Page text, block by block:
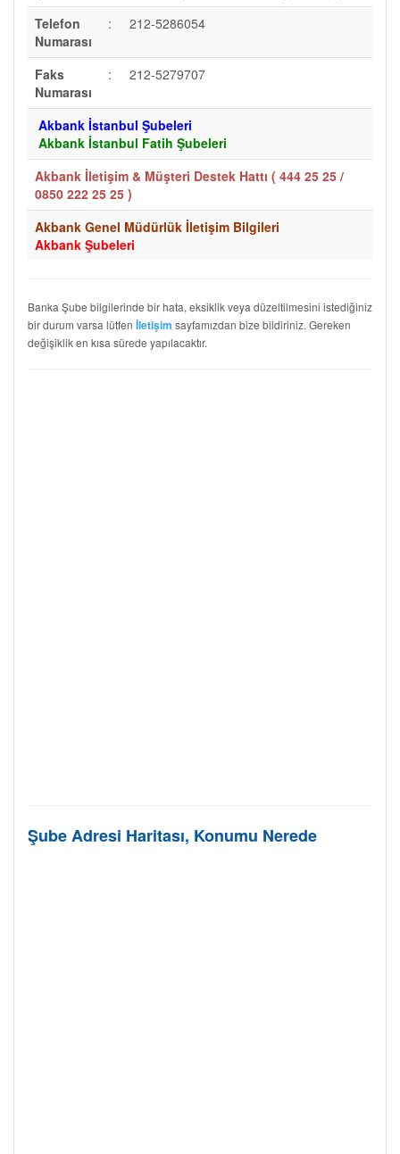
Telefon
Numarası
: 212-5286054
Faks
Numarası
: 212-5279707
Akbank İstanbul Şubeleri
Akbank İstanbul Fatih Şubeleri
Akbank İletişim & Müşteri Destek Hattı ( 444 25 25 /
0850 222 25 25 )
Akbank Genel Müdürlük İletişim Bilgileri
Akbank Şubeleri
Banka Şube bilgilerinde bir hata, eksiklik veya düzeltilmesini istediğiniz
bir durum varsa lütfen İletişim sayfamızdan bize bildiriniz. Gereken
değişiklik en kısa sürede yapılacaktır.
Şube Adresi Haritası, Konumu Nerede